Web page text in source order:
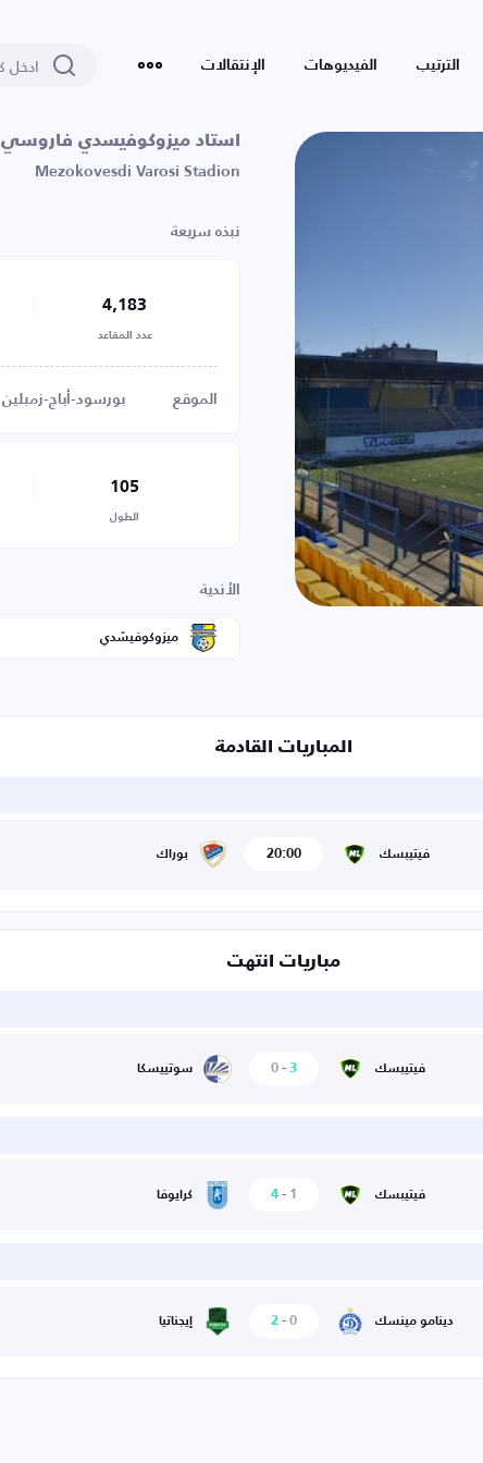
الترتيب الفيديوهات الإنتقالات
استاد ميزوكوفيسدي فاروسي
Mezokovesdi Varosi Stadion
نبذه سريعة
4,183
عدد المقاعد
الموقع بورسود-أباج-زمبلين
105
الطول
الأندية
ميزوكوفيشدي
المباريات القادمة
فيتيبسك 20:00 بوراك
مباريات انتهت
فيتيبسك 3
-
0 سوتييسكا
فيتيبسك 1
-
4 كرايوفا
دينامو مينسك 0
-
2 إيجناتيا